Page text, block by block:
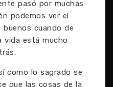
pasó por muchas
podemos ver el
cuando de
vida está mucho
como lo sagrado se
que las cosas de la